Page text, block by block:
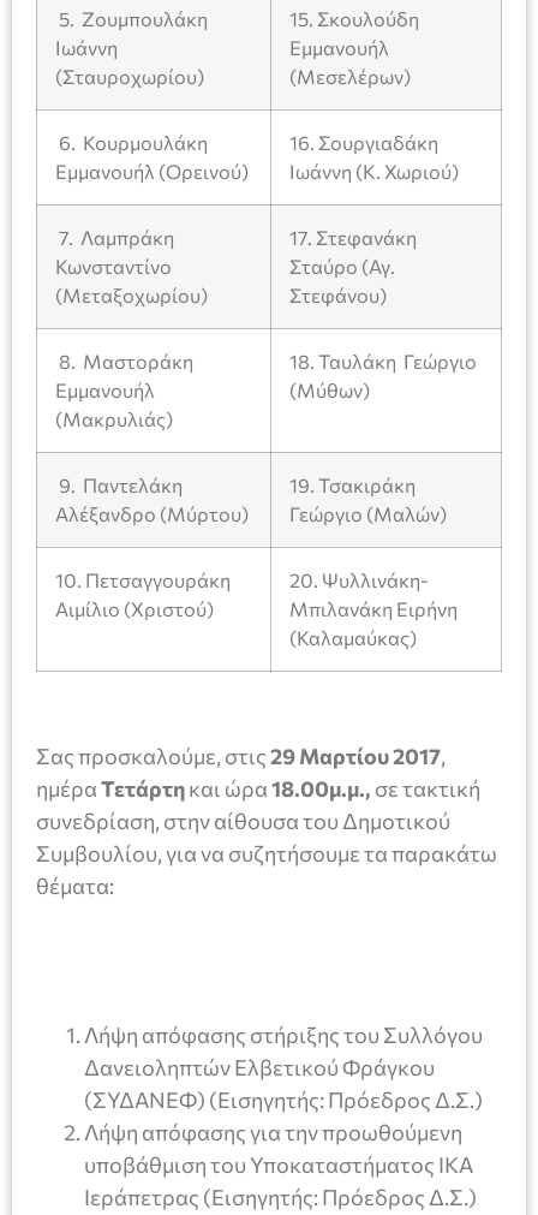
5. Ζουμπουλάκη
Ιωάννη
(Σταυροχωρίου)
15. Σκουλούδη
Εμμανουήλ
(Μεσελέρων)
6. Κουρμουλάκη
Εμμανουήλ (Ορεινού)
16. Σουργιαδάκη
Ιωάννη (Κ. Χωριού)
7. Λαμπράκη
Κωνσταντίνο
(Μεταξοχωρίου)
17. Στεφανάκη
Σταύρο (Αγ.
Στεφάνου)
8. Μαστοράκη
Εμμανουήλ
(Μακρυλιάς)
18. Ταυλάκη Γεώργιο
(Μύθων)
9. Παντελάκη
Αλέξανδρο (Μύρτου)
19. Τσακιράκη
Γεώργιο (Μαλών)
10. Πετσαγγουράκη
Αιμίλιο (Χριστού)
20. Ψυλλινάκη-
Μπιλανάκη Ειρήνη
(Καλαμαύκας)
Σας προσκαλούμε, στις29Μαρτίου 2017,
ημέραΤετάρτηκαι ώρα18.00μ.μ., σε τακτική
συνεδρίαση, στην αίθουσα του Δημοτικού
Συμβουλίου, για να συζητήσουμε τα παρακάτω
θέματα:
Λήψη απόφασης στήριξης του Συλλόγου
Δανειοληπτών Ελβετικού Φράγκου
(ΣΥΔΑΝΕΦ) (Εισηγητής: Πρόεδρος Δ.Σ.)
Λήψη απόφασης για την προωθούμενη
υποβάθμιση του Υποκαταστήματος ΙΚΑ
Ιεράπετρας (Εισηγητής: Πρόεδρος Δ.Σ.)